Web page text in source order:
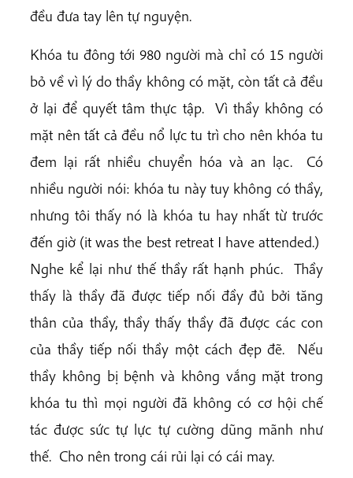
đều đưa tay lên tự nguyện.
Khóa tu đông tới 980 người mà chỉ có 15 người
bỏ về vì lý do thầy không có mặt, còn tất cả đều
ở lại để quyết tâm thực tập. Vì thầy không có
mặt nên tất cả đều nổ lực tu trì cho nên khóa tu
đem lại rất nhiều chuyển hóa và an lạc. Có
nhiều người nói: khóa tu này tuy không có thầy,
nhưng tôi thấy nó là khóa tu hay nhất từ trước
đến giờ (it was the best retreat I have attended.)
Nghe kể lại như thế thầy rất hạnh phúc. Thầy
thấy là thầy đã được tiếp nối đầy đủ bởi tăng
thân của thầy, thầy thấy thầy đã được các con
của thầy tiếp nối thầy một cách đẹp đẽ. Nếu
thầy không bị bệnh và không vắng mặt trong
khóa tu thì mọi người đã không có cơ hội chế
tác được sức tự lực tự cường dũng mãnh như
thế. Cho nên trong cái rủi lại có cái may.